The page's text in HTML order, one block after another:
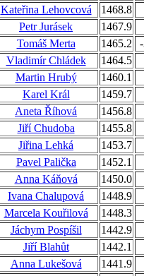
Kateřina Lehovcová
1468.8
Petr Jurásek
1467.9
Tomáš Merta 1465.2
Vladimír Chládek
1464.5
Martin Hrubý
1460.1
Karel Král
1459.7
Aneta Říhová
1456.8
Jiří Chudoba
1455.8
Jiřina Lehká
1453.7
Pavel Palička
1452.1
Anna Káňová
1450.0
Ivana Chalupová
1448.9
Marcela Kouřilová
1448.3
Jáchym Pospíšil
1442.9
Jiří Blahůt
1442.1
Anna Lukešová
1441.9